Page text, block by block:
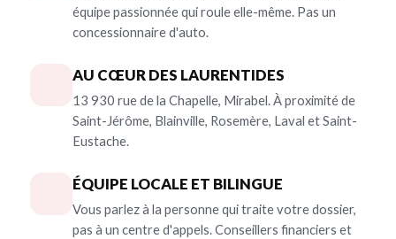
équipe passionnée qui roule elle-même. Pas un
concessionnaire d'auto.
AU CŒUR DES LAURENTIDES
13 930 rue de la Chapelle, Mirabel. À proximité de
Saint-Jérôme, Blainville, Rosemère, Laval et Saint-
Eustache.
ÉQUIPE LOCALE ET BILINGUE
Vous parlez à la personne qui traite votre dossier,
pas à un centre d'appels. Conseillers financiers et